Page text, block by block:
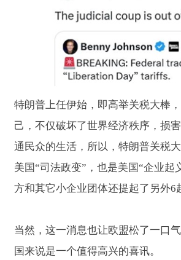
特朗普上任伊始，即高举关税大棒
己，不仅破坏了世界经济秩序，损
通民众的生活，所以，特朗普关税
美国“司法政变”，也是美国“企业
方和其它小企业团体还提起了另外6
当然，这一消息也让欧盟松了一口
国来说是一个值得高兴的喜讯。